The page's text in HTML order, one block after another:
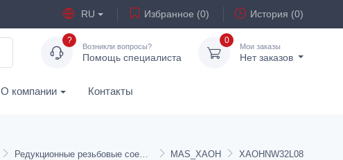
RU Избранное (0) История (0)
?
Возникли вопросы?
Помощь специалиста
0
Мои заказы
Нет заказов
О компании Контакты
Редукционные резьбовые соединения MAS_XAOH XAOHNW32L08